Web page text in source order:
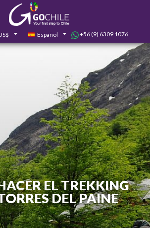
Español +56 (9) 6309 1076
EL TREKKING
DEL PAINE